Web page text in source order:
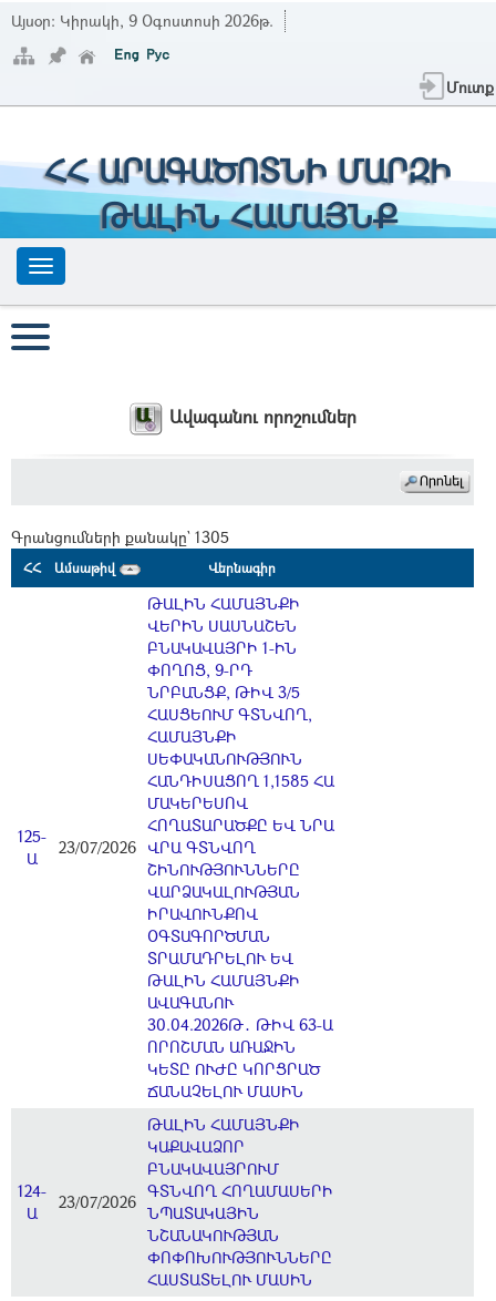
Այսօր: Կիրակի, 9 Օգոստոսի 2026թ.
Մուտք
ՀՀ ԱՐԱԳԱԾՈՏՆԻ ՄԱՐԶԻ
ԹԱԼԻՆ ՀԱՄԱՅՆՔ
Ավագանու որոշումներ
Գրանցումների քանակը` 1305
ՀՀ Ամսաթիվ Վերնագիր
125-
Ա
23/07/2026
ԹԱԼԻՆ ՀԱՄԱՅՆՔԻ
ՎԵՐԻՆ ՍԱՍՆԱՇԵՆ
ԲՆԱԿԱՎԱՅՐԻ 1-ԻՆ
ՓՈՂՈՑ, 9-ՐԴ
ՆՐԲԱՆՑՔ, ԹԻՎ 3/5
ՀԱՍՑԵՈՒՄ ԳՏՆՎՈՂ,
ՀԱՄԱՅՆՔԻ
ՍԵՓԱԿԱՆՈՒԹՅՈՒՆ
ՀԱՆԴԻՍԱՑՈՂ 1,1585 ՀԱ
ՄԱԿԵՐԵՍՈՎ
ՀՈՂԱՏԱՐԱԾՔԸ ԵՎ ՆՐԱ
ՎՐԱ ԳՏՆՎՈՂ
ՇԻՆՈՒԹՅՈՒՆՆԵՐԸ
ՎԱՐՁԱԿԱԼՈՒԹՅԱՆ
ԻՐԱՎՈՒՆՔՈՎ
ՕԳՏԱԳՈՐԾՄԱՆ
ՏՐԱՄԱԴՐԵԼՈՒ ԵՎ
ԹԱԼԻՆ ՀԱՄԱՅՆՔԻ
ԱՎԱԳԱՆՈՒ
30.04.2026Թ․ ԹԻՎ 63-Ա
ՈՐՈՇՄԱՆ ԱՌԱՋԻՆ
ԿԵՏԸ ՈՒԺԸ ԿՈՐՑՐԱԾ
ՃԱՆԱՉԵԼՈՒ ՄԱՍԻՆ
124-
Ա
23/07/2026
ԹԱԼԻՆ ՀԱՄԱՅՆՔԻ
ԿԱՔԱՎԱՁՈՐ
ԲՆԱԿԱՎԱՅՐՈՒՄ
ԳՏՆՎՈՂ ՀՈՂԱՄԱՍԵՐԻ
ՆՊԱՏԱԿԱՅԻՆ
ՆՇԱՆԱԿՈՒԹՅԱՆ
ՓՈՓՈԽՈՒԹՅՈՒՆՆԵՐԸ
ՀԱՍՏԱՏԵԼՈՒ ՄԱՍԻՆ